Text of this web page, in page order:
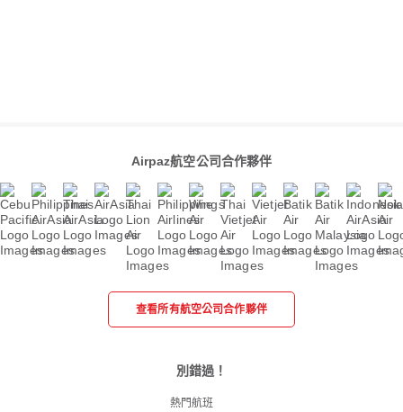
Airpaz航空公司合作夥伴
查看所有航空公司合作夥伴
別錯過！
熱門航班